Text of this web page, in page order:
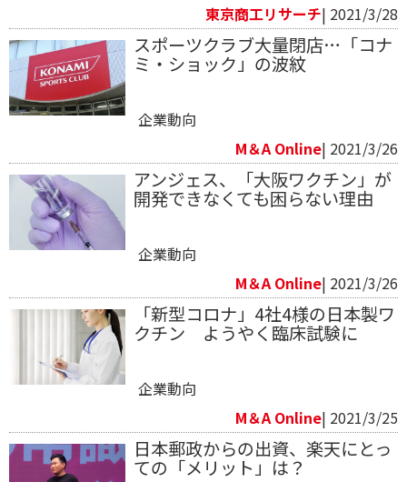
東京商工リサーチ| 2021/3/28
スポーツクラブ大量閉店…「コナ
ミ・ショック」の波紋
企業動向
M＆A Online| 2021/3/26
アンジェス、「大阪ワクチン」が
開発できなくても困らない理由
企業動向
M＆A Online| 2021/3/26
「新型コロナ」4社4様の日本製ワ
クチン ようやく臨床試験に
企業動向
M＆A Online| 2021/3/25
日本郵政からの出資、楽天にとっ
ての「メリット」は？